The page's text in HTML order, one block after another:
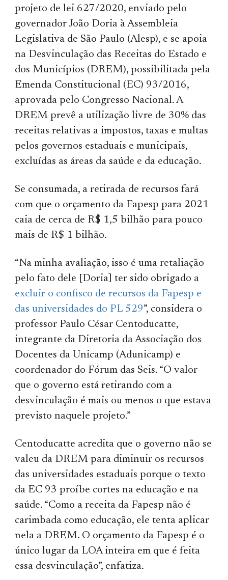
projeto de lei 627/2020, enviado pelo
governador João Doria à Assembleia
Legislativa de São Paulo (Alesp), e se apoia
na Desvinculação das Receitas do Estado e
dos Municípios (DREM), possibilitada pela
Emenda Constitucional (EC) 93/2016,
aprovada pelo Congresso Nacional. A
DREM prevê a utilização livre de 30% das
receitas relativas a impostos, taxas e multas
pelos governos estaduais e municipais,
excluídas as áreas da saúde e da educação.
Se consumada, a retirada de recursos fará
com que o orçamento da Fapesp para 2021
caia de cerca de R$ 1,5 bilhão para pouco
mais de R$ 1 bilhão.
“Na minha avaliação, isso é uma retaliação
pelo fato dele [Doria] ter sido obrigado a
excluir o confisco de recursos da Fapesp e
das universidades do PL 529”, considera o
professor Paulo César Centoducatte,
integrante da Diretoria da Associação dos
Docentes da Unicamp (Adunicamp) e
coordenador do Fórum das Seis. “O valor
que o governo está retirando com a
desvinculação é mais ou menos o que estava
previsto naquele projeto.”
Centoducatte acredita que o governo não se
valeu da DREM para diminuir os recursos
das universidades estaduais porque o texto
da EC 93 proíbe cortes na educação e na
saúde. “Como a receita da Fapesp não é
carimbada como educação, ele tenta aplicar
nela a DREM. O orçamento da Fapesp é o
único lugar da LOA inteira em que é feita
essa desvinculação”, enfatiza.